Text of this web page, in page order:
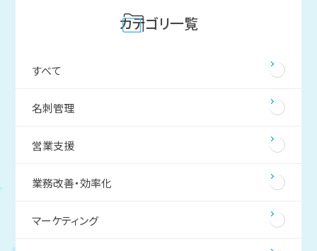
カテゴリ一覧
すべて
名刺管理
営業支援
業務改善・効率化
マーケティング